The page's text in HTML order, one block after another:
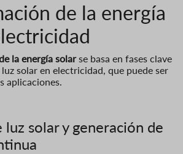
de la energía
la energía solarse basa en fases clave
solar en electricidad, que puede ser
aplicaciones.
luz solar y generación de